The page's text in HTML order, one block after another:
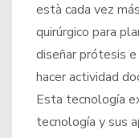
està cada vez
quirúrgico para
diseñar prótesis
hacer actividad
Esta tecnología
tecnología y sus